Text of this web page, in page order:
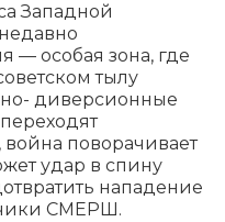
Западной
— особая зона, где
тылу
диверсионные
поворачивает
удар в спину
нападение
СМЕРШ.